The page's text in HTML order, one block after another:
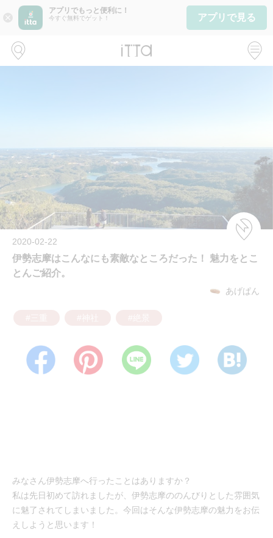
close
アプリでもっと便利に！
今すぐ無料でゲット！ アプリで見る
2020-02-22
伊勢志摩はこんなにも素敵なところだった！ 魅力をとこ
とんご紹介。
あげぱん
みなさん伊勢志摩へ行ったことはありますか？
私は先日初めて訪れましたが、伊勢志摩ののんびりとした雰囲気
に魅了されてしまいました。今回はそんな伊勢志摩の魅力をお伝
えしようと思います！